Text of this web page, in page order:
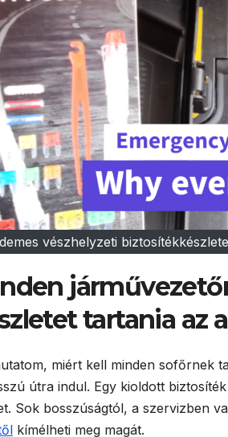
vészhelyzeti
tartania az
miért kell minden sofőrnek
útra indul. Egy kioldott
Sok bosszúságtól, a szervizben
kímélheti meg magát.